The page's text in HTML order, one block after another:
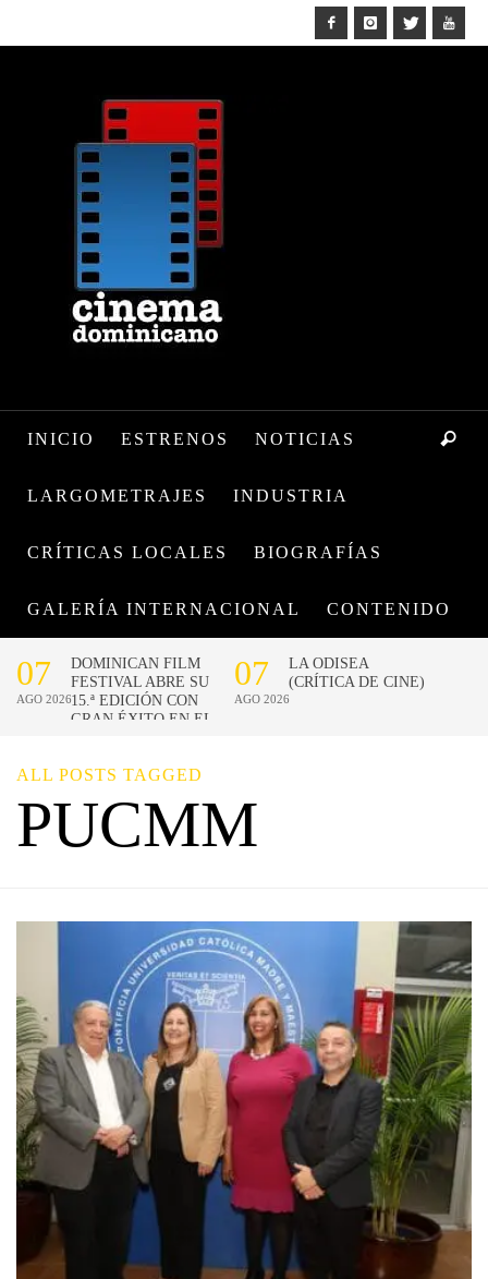
INICIO ESTRENOS NOTICIAS
LARGOMETRAJES INDUSTRIA
CRÍTICAS LOCALES BIOGRAFÍAS
GALERÍA INTERNACIONAL CONTENIDO
ALL POSTS TAGGED
PUCMM